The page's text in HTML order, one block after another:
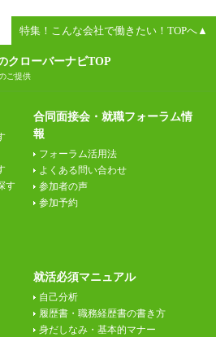
特集！こんな会社で働きたい！TOPへ▲
クローバーナビTOP
ご提供
す
合同面接会・就職フォーラム情
報
フォーラム活用法
よくある問い合わせ
参加者の声
参加予約
就活必須マニュアル
自己分析
履歴書・職務経歴書の書き方
身だしなみ・基本的マナー